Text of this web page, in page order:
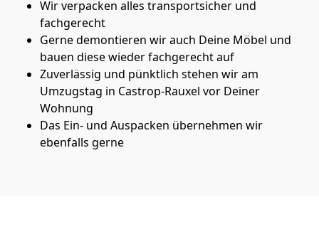
Wir verpacken alles transportsicher und
fachgerecht
Gerne demontieren wir auch Deine Möbel und
bauen diese wieder fachgerecht auf
Zuverlässig und pünktlich stehen wir am
Umzugstag in Castrop-Rauxel vor Deiner
Wohnung
Das Ein- und Auspacken übernehmen wir
ebenfalls gerne